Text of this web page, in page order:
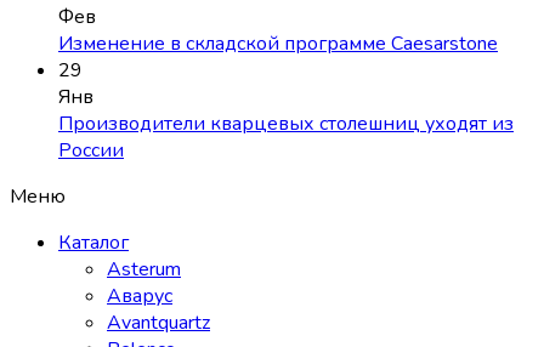
Фев
Изменение в складской программе Caesarstone
29
Янв
Производители кварцевых столешниц уходят из
России
Меню
Каталог
Asterum
Аварус
Avantquartz